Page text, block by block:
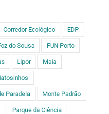
Corredor Ecológico EDP
do Sousa FUN Porto
Lipor Maia
Paradela Monte Padrão
Parque da Ciência